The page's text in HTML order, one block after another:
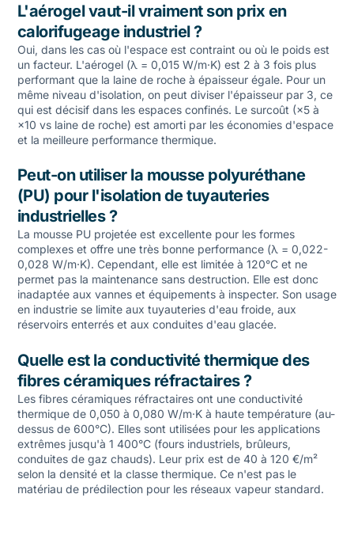
L'aérogel vaut-il vraiment son prix en
calorifugeage industriel ?
Oui, dans les cas où l'espace est contraint ou où le poids est
un facteur. L'aérogel (λ = 0,015 W/m·K) est 2 à 3 fois plus
performant que la laine de roche à épaisseur égale. Pour un
même niveau d'isolation, on peut diviser l'épaisseur par 3, ce
qui est décisif dans les espaces confinés. Le surcoût (×5 à
×10 vs laine de roche) est amorti par les économies d'espace
et la meilleure performance thermique.
Peut-on utiliser la mousse polyuréthane
(PU) pour l'isolation de tuyauteries
industrielles ?
La mousse PU projetée est excellente pour les formes
complexes et offre une très bonne performance (λ = 0,022-
0,028 W/m·K). Cependant, elle est limitée à 120°C et ne
permet pas la maintenance sans destruction. Elle est donc
inadaptée aux vannes et équipements à inspecter. Son usage
en industrie se limite aux tuyauteries d'eau froide, aux
réservoirs enterrés et aux conduites d'eau glacée.
Quelle est la conductivité thermique des
fibres céramiques réfractaires ?
Les fibres céramiques réfractaires ont une conductivité
thermique de 0,050 à 0,080 W/m·K à haute température (au-
dessus de 600°C). Elles sont utilisées pour les applications
extrêmes jusqu'à 1 400°C (fours industriels, brûleurs,
conduites de gaz chauds). Leur prix est de 40 à 120 €/m²
selon la densité et la classe thermique. Ce n'est pas le
matériau de prédilection pour les réseaux vapeur standard.